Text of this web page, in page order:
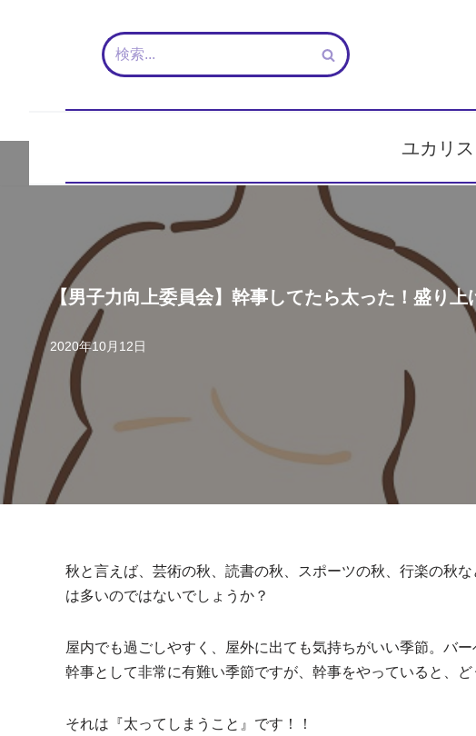
ユカリス
【男子力向上委員会】幹事してたら太った！盛り上
2020年10月12日
秋と言えば、芸術の秋、読書の秋、スポーツの秋、行楽の秋
は多いのではないでしょうか？
屋内でも過ごしやすく、屋外に出ても気持ちがいい季節。バ
幹事として非常に有難い季節ですが、幹事をやっていると、ど
それは『太ってしまうこと』です！！